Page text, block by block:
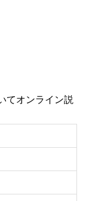
てオンライン説